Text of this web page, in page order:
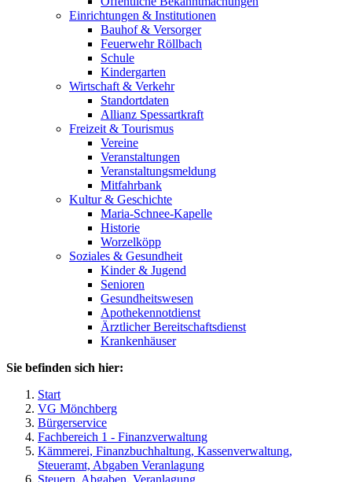
Einrichtungen & Institutionen
Bauhof & Versorger
Feuerwehr Röllbach
Schule
Kindergarten
Wirtschaft & Verkehr
Standortdaten
Allianz Spessartkraft
Freizeit & Tourismus
Vereine
Veranstaltungen
Veranstaltungsmeldung
Mitfahrbank
Kultur & Geschichte
Maria-Schnee-Kapelle
Historie
Worzelköpp
Soziales & Gesundheit
Kinder & Jugend
Senioren
Gesundheitswesen
Apothekennotdienst
Ärztlicher Bereitschaftsdienst
Krankenhäuser
Sie befinden sich hier:
Start
VG Mönchberg
Bürgerservice
Fachbereich 1 - Finanzverwaltung
Kämmerei, Finanzbuchhaltung, Kassenverwaltung,
Steueramt, Abgaben Veranlagung
Steuern, Abgaben, Veranlagung